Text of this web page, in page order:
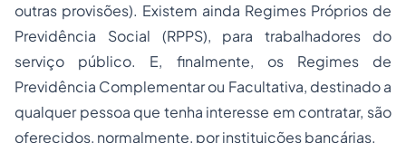
outras provisões). Existem ainda Regimes Próprios de
Previdência Social (RPPS), para trabalhadores do
serviço público. E, finalmente, os Regimes de
Previdência Complementar ou Facultativa, destinado a
qualquer pessoa que tenha interesse em contratar, são
oferecidos, normalmente, por instituições bancárias.